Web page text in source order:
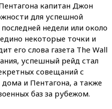
капитан Джон
для успешной
недели или около
некоторые точки и
его слова газета The Wall
успешный рейд стал
совещаний с
и Пентагона, а также
баз за рубежом.